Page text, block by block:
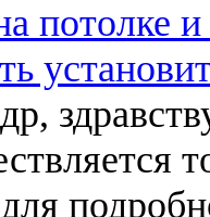
потолке и